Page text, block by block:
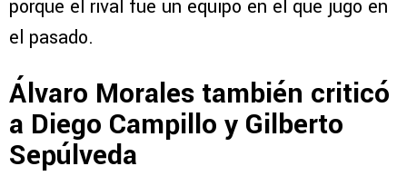
porque el rival fue un equipo en el que jugó en
el pasado.
Álvaro Morales también criticó
a Diego Campillo y Gilberto
Sepúlveda